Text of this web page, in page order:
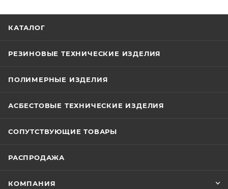
КАТАЛОГ
РЕЗИНОВЫЕ ТЕХНИЧЕСКИЕ ИЗДЕЛИЯ
ПОЛИМЕРНЫЕ ИЗДЕЛИЯ
АСБЕСТОВЫЕ ТЕХНИЧЕСКИЕ ИЗДЕЛИЯ
СОПУТСТВУЮЩИЕ ТОВАРЫ
РАСПРОДАЖА
КОМПАНИЯ